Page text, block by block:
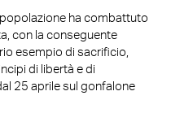
popolazione ha combattuto
con la conseguente
esempio di sacrificio,
di libertà e di
25 aprile sul gonfalone